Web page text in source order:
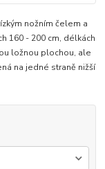
nožním čelem a
160 - 200 cm, délkách
ložnou plochou, ale
na jedné straně nižší